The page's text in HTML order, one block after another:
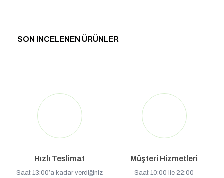
SON INCELENEN ÜRÜNLER
Hızlı Teslimat
Saat 13:00’a kadar verdiğiniz
Müşteri Hizmetleri
Saat 10:00 ile 22:00